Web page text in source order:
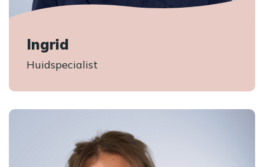
Ingrid
Huidspecialist